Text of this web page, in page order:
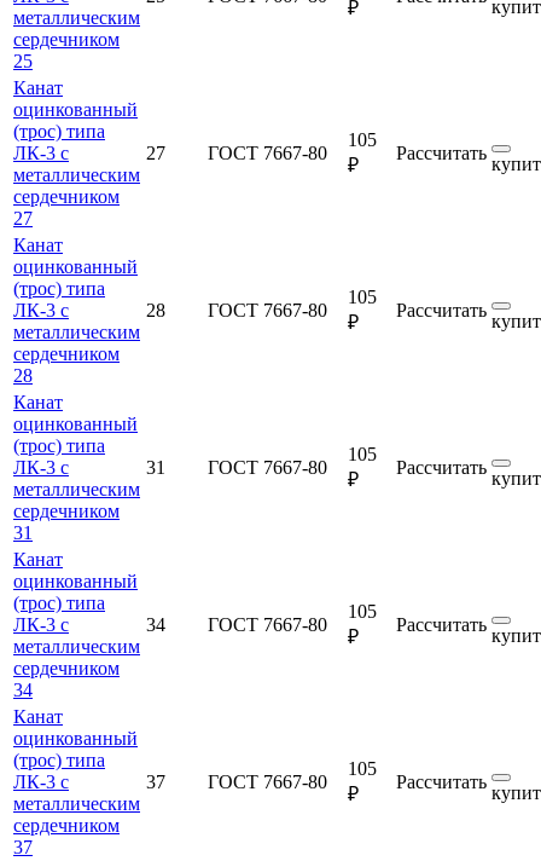
металлическим
сердечником
25
₽
Канат
оцинкованный
(трос) типа
ЛК-3 с
металлическим
сердечником
27
27 ГОСТ 7667-80
105
₽
Рассчитать
Канат
оцинкованный
(трос) типа
ЛК-3 с
металлическим
сердечником
28
28 ГОСТ 7667-80
105
₽
Рассчитать
Канат
оцинкованный
(трос) типа
ЛК-3 с
металлическим
сердечником
31
31 ГОСТ 7667-80
105
₽
Рассчитать
Канат
оцинкованный
(трос) типа
ЛК-3 с
металлическим
сердечником
34
34 ГОСТ 7667-80
105
₽
Рассчитать
Канат
оцинкованный
(трос) типа
ЛК-3 с
металлическим
сердечником
37
37 ГОСТ 7667-80
105
₽
Рассчитать